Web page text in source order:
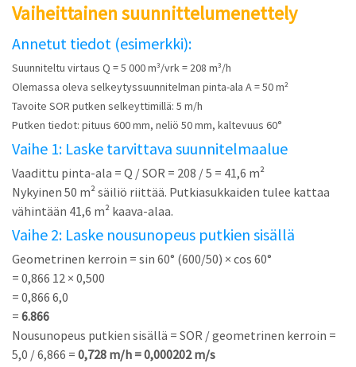
Vaiheittainen suunnittelumenettely
Annetut tiedot (esimerkki):
Suunniteltu virtaus Q = 5 000 m³/vrk = 208 m³/h
Olemassa oleva selkeytyssuunnitelman pinta-ala A = 50 m²
Tavoite SOR putken selkeyttimillä: 5 m/h
Putken tiedot: pituus 600 mm, neliö 50 mm, kaltevuus 60°
Vaihe 1: Laske tarvittava suunnitelmaalue
Vaadittu pinta-ala = Q / SOR = 208 / 5 = 41,6 m²
Nykyinen 50 m² säiliö riittää. Putkiasukkaiden tulee kattaa
vähintään 41,6 m² kaava-alaa.
Vaihe 2: Laske nousunopeus putkien sisällä
Geometrinen kerroin = sin 60° (600/50) × cos 60°
= 0,866 12 × 0,500
= 0,866 6,0
= 6.866
Nousunopeus putkien sisällä = SOR / geometrinen kerroin =
5,0 / 6,866 = 0,728 m/h = 0,000202 m/s